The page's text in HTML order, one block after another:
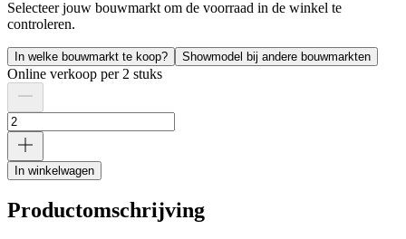
Selecteer jouw bouwmarkt om de voorraad in de winkel te
controleren.
In welke bouwmarkt te koop? Showmodel bij andere bouwmarkten
Online verkoop per 2 stuks
In winkelwagen
Productomschrijving